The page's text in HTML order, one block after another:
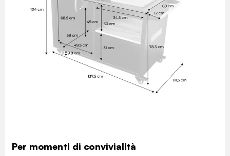
Per momenti di convivialità